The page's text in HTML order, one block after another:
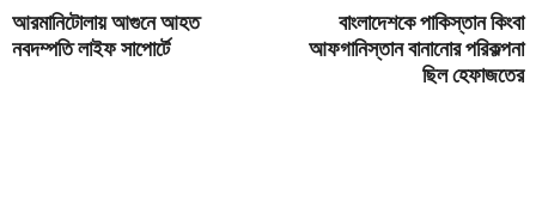
আরমানিটোলায় আগুনে আহত
নবদম্পতি লাইফ সাপোর্টে
বাংলাদেশকে পাকিস্তান কিংবা
আফগানিস্তান বানানোর পরিকল্পনা
ছিল হেফাজতের